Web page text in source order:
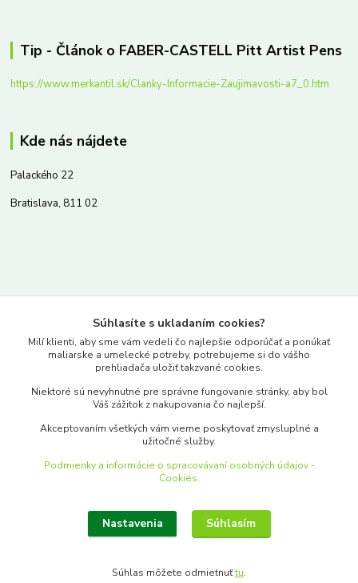
Tip - Článok o FABER-CASTELL Pitt Artist Pens
https://www.merkantil.sk/Clanky-Informacie-Zaujimavosti-a7_0.htm
Kde nás nájdete
Palackého 22
Bratislava, 811 02
www.merkantil.sk
Pondelok-Piatok: 9.00-17.00hod.
objednavky@merkantil-obchod.sk
Upraviť zber cookies.
Súhlasíte s ukladaním cookies?
Milí klienti, aby sme vám vedeli čo najlepšie odporúčať a ponúkať
maliarske a umelecké potreby, potrebujeme si do vášho
prehliadača uložiť takzvané cookies.
Niektoré sú nevyhnutné pre správne fungovanie stránky, aby bol
Váš zážitok z nakupovania čo najlepší.
Akceptovaním všetkých vám vieme poskytovať zmysluplné a
užitočné služby.
Podmienky a informácie o spracovávaní osobných údajov -
Cookies.
Nastavenia Súhlasím
Súhlas môžete odmietnuťtu.